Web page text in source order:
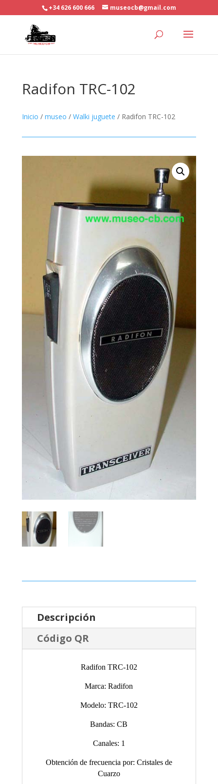
+34 626 600 666 museocb@gmail.com
Radifon TRC-102
Inicio / museo / Walki juguete / Radifon TRC-102
Descripción
Código QR
Radifon TRC-102
Marca: Radifon
Modelo: TRC-102
Bandas: CB
Canales: 1
Obtención de frecuencia por: Cristales de
Cuarzo